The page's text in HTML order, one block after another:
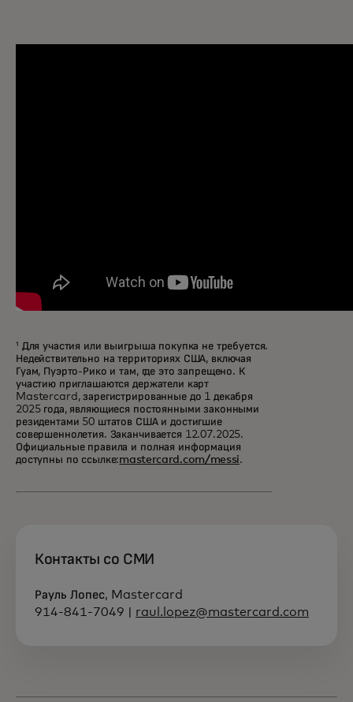
¹ Для участия или выигрыша покупка не требуется.
Недействительно на территориях США, включая
Гуам, Пуэрто-Рико и там, где это запрещено. К
участию приглашаются держатели карт
Mastercard, зарегистрированные до 1 декабря
2025 года, являющиеся постоянными законными
резидентами 50 штатов США и достигшие
совершеннолетия. Заканчивается 12.07.2025.
Официальные правила и полная информация
доступны по ссылке:mastercard.com/messi.
Контакты со СМИ
Рауль Лопес, Mastercard
914-841-7049 | raul.lopez@mastercard.com